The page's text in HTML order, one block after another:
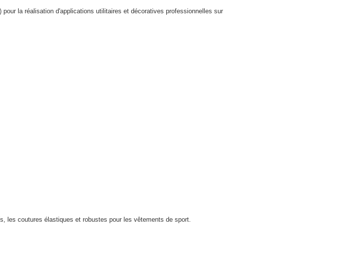
la réalisation d'applications utilitaires et décoratives professionnelles sur
les coutures élastiques et robustes pour les vêtements de sport.